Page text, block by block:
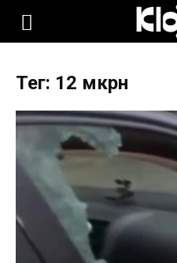
KLOOP.KG
Новости
Кыргызстана
Тег: 12 мкрн